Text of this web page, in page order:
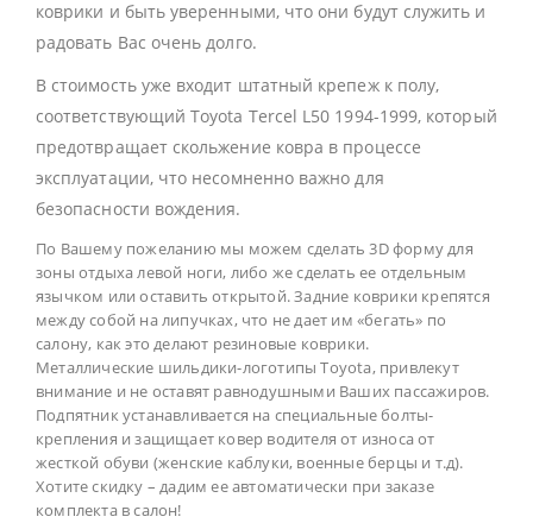
коврики и быть уверенными, что они будут служить и
радовать Вас очень долго.
В стоимость уже входит штатный крепеж к полу,
соответствующий Toyota Tercel L50 1994-1999, который
предотвращает скольжение ковра в процессе
эксплуатации, что несомненно важно для
безопасности вождения.
По Вашему пожеланию мы можем сделать 3D форму для
зоны отдыха левой ноги, либо же сделать ее отдельным
язычком или оставить открытой. Задние коврики крепятся
между собой на липучках, что не дает им «бегать» по
салону, как это делают резиновые коврики.
Металлические шильдики-логотипы Toyota, привлекут
внимание и не оставят равнодушными Ваших пассажиров.
Подпятник устанавливается на специальные болты-
крепления и защищает ковер водителя от износа от
жесткой обуви (женские каблуки, военные берцы и т.д).
Хотите скидку – дадим ее автоматически при заказе
комплекта в салон!